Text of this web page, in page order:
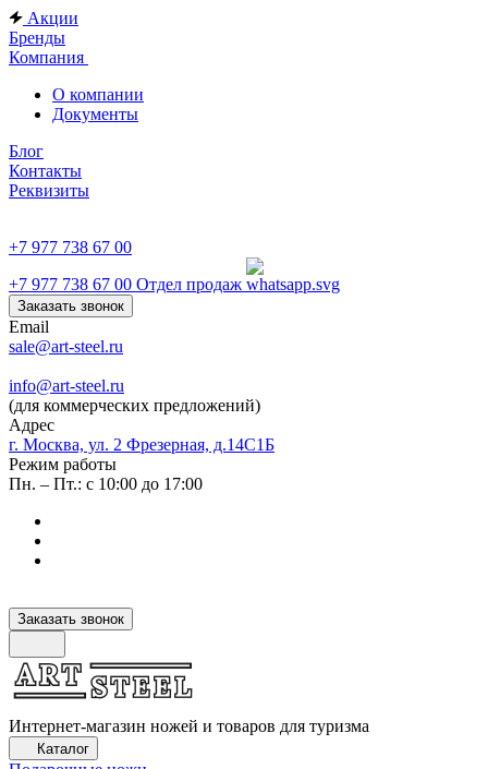
Акции
Бренды
Компания
О компании
Документы
Блог
Контакты
Реквизиты
+7 977 738 67 00
+7 977 738 67 00 Отдел продаж
Заказать звонок
Email
sale@art-steel.ru
info@art-steel.ru
(для коммерческих предложений)
Адрес
г. Москва, ул. 2 Фрезерная, д.14С1Б
Режим работы
Пн. – Пт.: с 10:00 до 17:00
Заказать звонок
Интернет-магазин ножей и товаров для туризма
Каталог